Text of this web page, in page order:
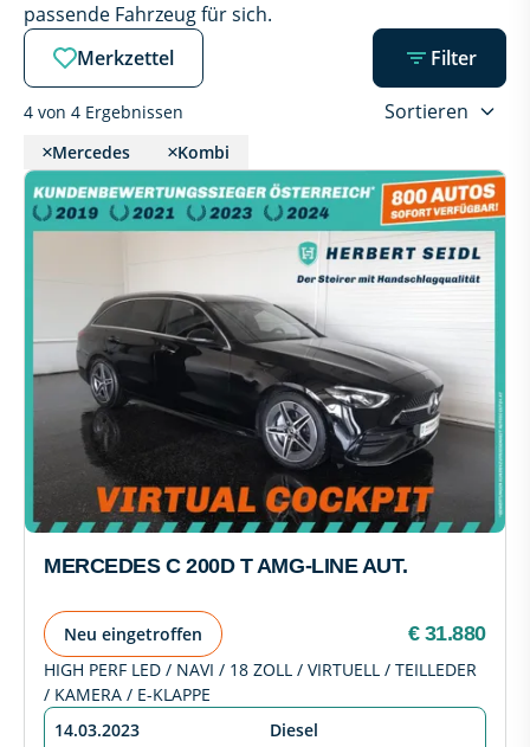
passende Fahrzeug für sich.
Merkzettel
Filter
4 von 4 Ergebnissen Sortieren
Mercedes Kombi
MERCEDES C 200D T AMG-LINE AUT.
Neu eingetroffen € 31.880
HIGH PERF LED / NAVI / 18 ZOLL / VIRTUELL / TEILLEDER
/ KAMERA / E-KLAPPE
14.03.2023
Diesel